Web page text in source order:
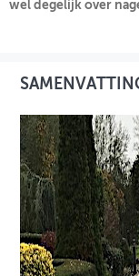
wel degelijk over